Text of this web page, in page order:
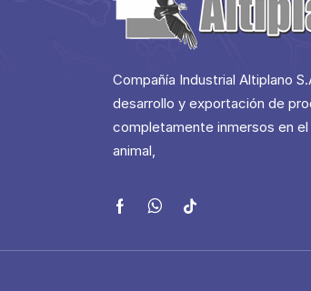
Compañía Industrial Altiplano
desarrollo y exportación de
completamente inmersos en
animal,